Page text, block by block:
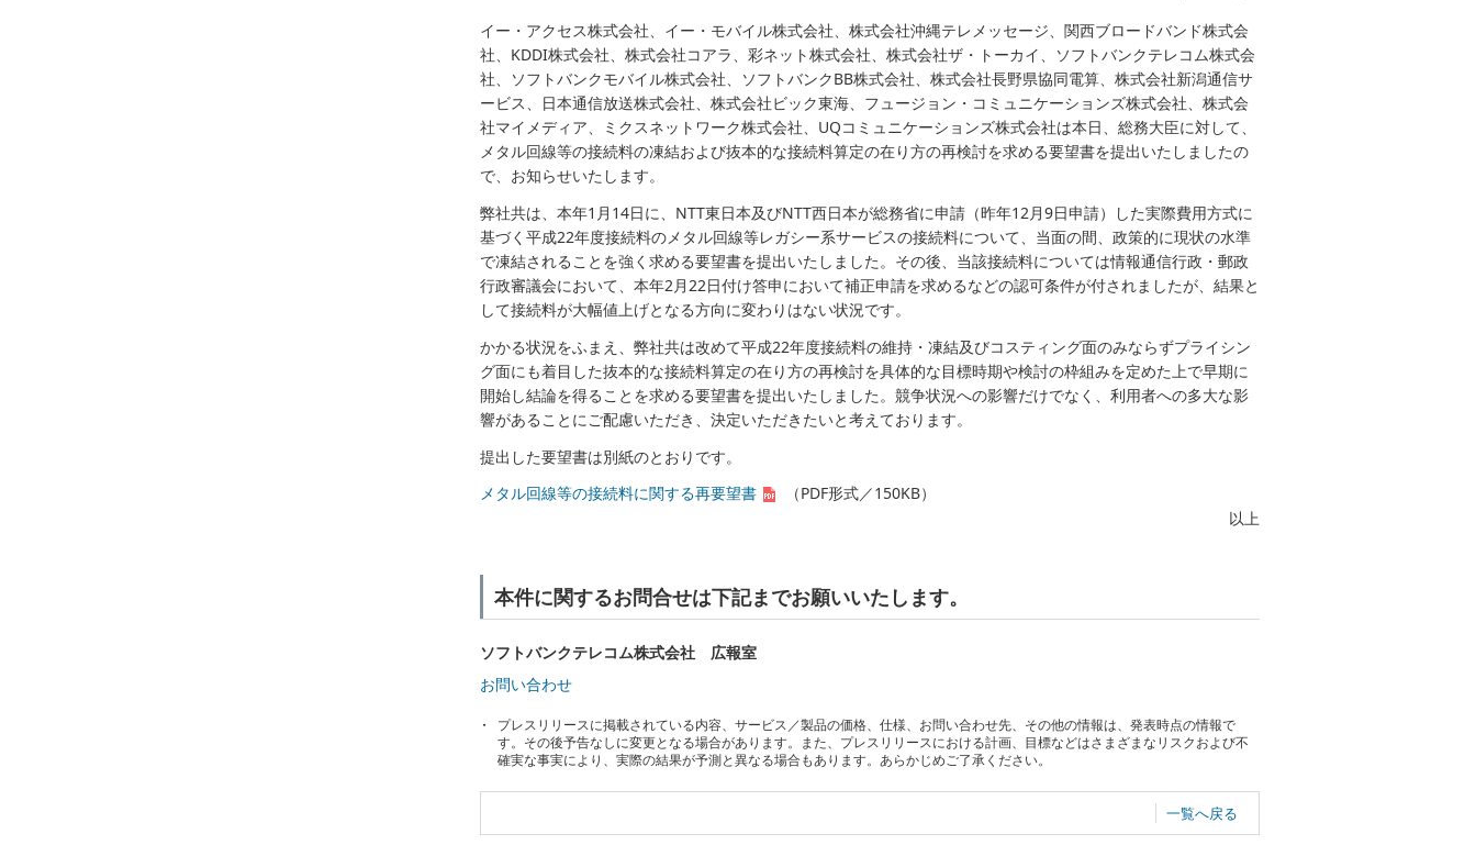
イー・アクセス株式会社、イー・モバイル株式会社、株式会社沖縄テレメッセージ、関西ブロードバンド株式会
社、KDDI株式会社、株式会社コアラ、彩ネット株式会社、株式会社ザ・トーカイ、ソフトバンクテレコム株式会
社、ソフトバンクモバイル株式会社、ソフトバンクBB株式会社、株式会社長野県協同電算、株式会社新潟通信サ
ービス、日本通信放送株式会社、株式会社ビック東海、フュージョン・コミュニケーションズ株式会社、株式会
社マイメディア、ミクスネットワーク株式会社、UQコミュニケーションズ株式会社は本日、総務大臣に対して、
メタル回線等の接続料の凍結および抜本的な接続料算定の在り方の再検討を求める要望書を提出いたしましたの
で、お知らせいたします。
弊社共は、本年1月14日に、NTT東日本及びNTT西日本が総務省に申請（昨年12月9日申請）した実際費用方式に
基づく平成22年度接続料のメタル回線等レガシー系サービスの接続料について、当面の間、政策的に現状の水準
で凍結されることを強く求める要望書を提出いたしました。その後、当該接続料については情報通信行政・郵政
行政審議会において、本年2月22日付け答申において補正申請を求めるなどの認可条件が付されましたが、結果と
して接続料が大幅値上げとなる方向に変わりはない状況です。
かかる状況をふまえ、弊社共は改めて平成22年度接続料の維持・凍結及びコスティング面のみならずプライシン
グ面にも着目した抜本的な接続料算定の在り方の再検討を具体的な目標時期や検討の枠組みを定めた上で早期に
開始し結論を得ることを求める要望書を提出いたしました。競争状況への影響だけでなく、利用者への多大な影
響があることにご配慮いただき、決定いただきたいと考えております。
提出した要望書は別紙のとおりです。
メタル回線等の接続料に関する再要望書
（PDF形式／150KB）
以上
本件に関するお問合せは下記までお願いいたします。
ソフトバンクテレコム株式会社 広報室
お問い合わせ
プレスリリースに掲載されている内容、サービス／製品の価格、仕様、お問い合わせ先、その他の情報は、発表時点の情報で
す。その後予告なしに変更となる場合があります。また、プレスリリースにおける計画、目標などはさまざまなリスクおよび不
確実な事実により、実際の結果が予測と異なる場合もあります。あらかじめご了承ください。
一覧へ戻る